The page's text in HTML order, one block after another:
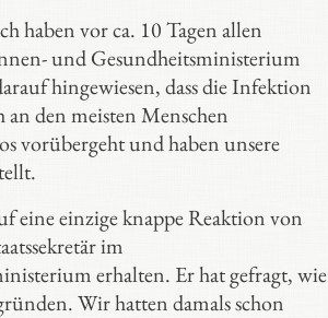
haben vor ca. 10 Tagen allen
und Gesundheitsministerium
hingewiesen, dass die Infektion
den meisten Menschen
vorübergeht und haben unsere
eine einzige knappe Reaktion von
im
erhalten. Er hat gefragt, wie
Wir hatten damals schon